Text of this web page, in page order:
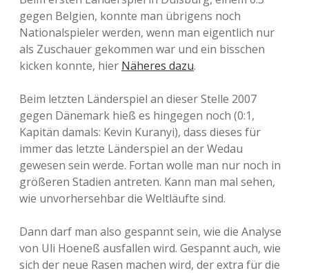
gegen Belgien, konnte man übrigens noch
Nationalspieler werden, wenn man eigentlich nur
als Zuschauer gekommen war und ein bisschen
kicken konnte, hier Näheres dazu.
Beim letzten Länderspiel an dieser Stelle 2007
gegen Dänemark hieß es hingegen noch (0:1,
Kapitän damals: Kevin Kuranyi), dass dieses für
immer das letzte Länderspiel an der Wedau
gewesen sein werde. Fortan wolle man nur noch in
größeren Stadien antreten. Kann man mal sehen,
wie unvorhersehbar die Weltläufte sind.
Dann darf man also gespannt sein, wie die Analyse
von Uli Hoeneß ausfallen wird. Gespannt auch, wie
sich der neue Rasen machen wird, der extra für die